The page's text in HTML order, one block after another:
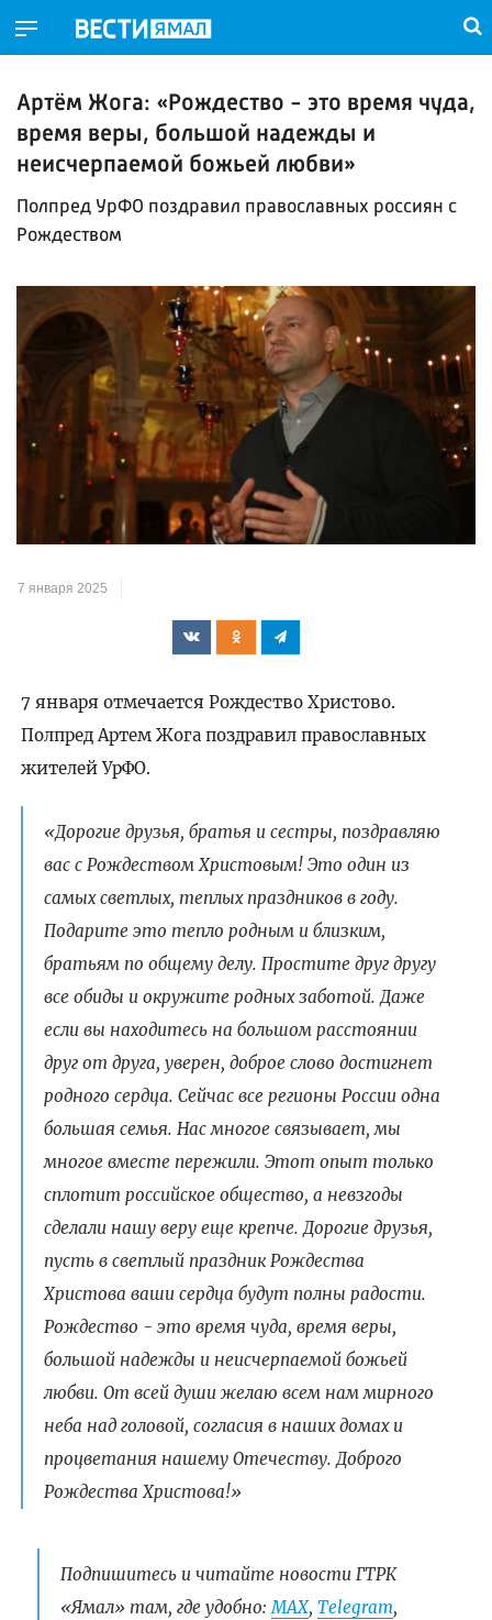
Артём Жога: «Рождество - это время чуда,
время веры, большой надежды и
неисчерпаемой божьей любви»
Полпред УрФО поздравил православных россиян с
Рождеством
7 января 2025
7 января отмечается Рождество Христово.
Полпред Артем Жога поздравил православных
жителей УрФО.
«Дорогие друзья, братья и сестры, поздравляю
вас с Рождеством Христовым! Это один из
самых светлых, теплых праздников в году.
Подарите это тепло родным и близким,
братьям по общему делу. Простите друг другу
все обиды и окружите родных заботой. Даже
если вы находитесь на большом расстоянии
друг от друга, уверен, доброе слово достигнет
родного сердца. Сейчас все регионы России одна
большая семья. Нас многое связывает, мы
многое вместе пережили. Этот опыт только
сплотит российское общество, а невзгоды
сделали нашу веру еще крепче. Дорогие друзья,
пусть в светлый праздник Рождества
Христова ваши сердца будут полны радости.
Рождество - это время чуда, время веры,
большой надежды и неисчерпаемой божьей
любви. От всей души желаю всем нам мирного
неба над головой, согласия в наших домах и
процветания нашему Отечеству. Доброго
Рождества Христова!»
Подпишитесь и читайте новости ГТРК
«Ямал» там, где удобно:МАХ, Telegram,